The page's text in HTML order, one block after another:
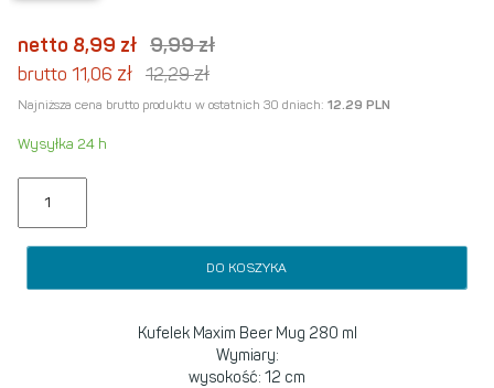
netto 8,99 zł 9,99zł
brutto 11,06 zł 12,29zł
Najniższa cena brutto produktu w ostatnich 30 dniach: 12.29 PLN
Wysyłka 24 h
DO KOSZYKA
Kufelek Maxim Beer Mug 280 ml
Wymiary:
wysokość: 12 cm